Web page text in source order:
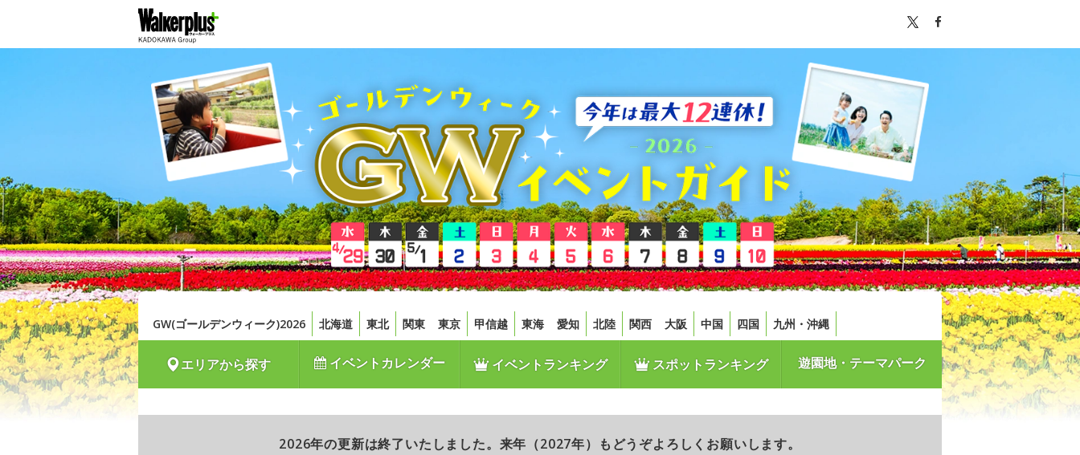
GW(ゴールデンウィーク)2026 北海道 東北 関東 東京 甲信越 東海 愛知 北陸 関西 大阪 中国 四国 九州・沖縄
エリアから探す イベントカレンダー イベントランキング スポットランキング 遊園地・テーマパーク
2026年の更新は終了いたしました。来年（2027年）もどうぞよろしくお願いします。